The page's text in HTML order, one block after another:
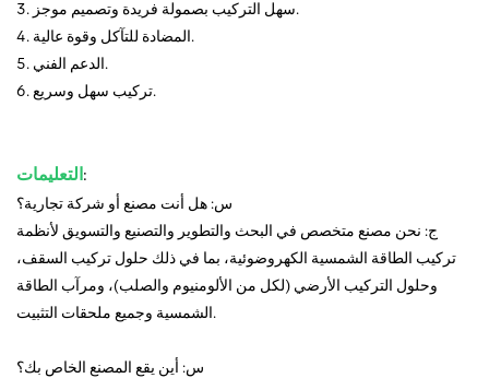
3. سهل التركيب بصمولة فريدة وتصميم موجز.
4. المضادة للتآكل وقوة عالية.
5. الدعم الفني.
6. تركيب سهل وسريع.
التعليمات:
س: هل أنت مصنع أو شركة تجارية؟
ج: نحن مصنع متخصص في البحث والتطوير والتصنيع والتسويق لأنظمة
تركيب الطاقة الشمسية الكهروضوئية، بما في ذلك حلول تركيب السقف،
وحلول التركيب الأرضي (لكل من الألومنيوم والصلب)، ومرآب الطاقة
الشمسية وجميع ملحقات التثبيت.
س: أين يقع المصنع الخاص بك؟